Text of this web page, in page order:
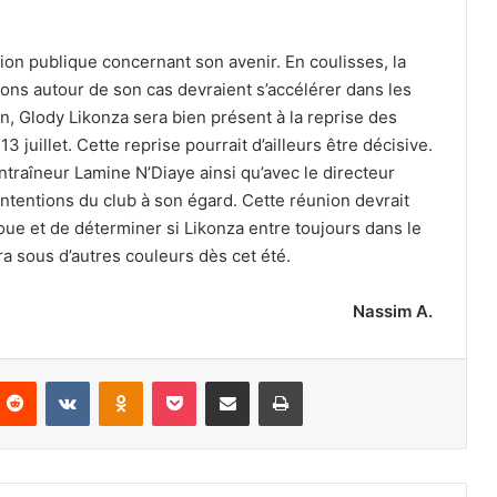
publique concernant son avenir. En coulisses, la
autour de son cas devraient s’accélérer dans les
Glody Likonza sera bien présent à la reprise des
juillet. Cette reprise pourrait d’ailleurs être décisive.
Lamine N’Diaye ainsi qu’avec le directeur
du club à son égard. Cette réunion devrait
et de déterminer si Likonza entre toujours dans le
sous d’autres couleurs dès cet été.
Nassim A.
Reddit VKontakteOdnoklassniki
Pocket Partager par email Imprimer